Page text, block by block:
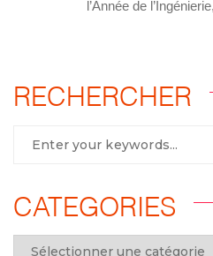
l’Année de
RECHERCHER
CATEGORIES